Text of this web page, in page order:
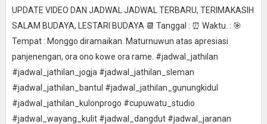
UPDATE VIDEO DAN JADWAL JADWAL TERBARU, TERIMAKASIH
SALAM BUDAYA, LESTARI BUDAYA 📆 Tanggal : ⏰ Waktu. : 🎯
Tempat : Monggo diramaikan. Maturnuwun atas apresiasi
panjenengan, ora ono kowe ora rame. #jadwal_jathilan
#jadwal_jathilan_jogja #jadwal_jathilan_sleman
#jadwal_jathilan_bantul #jadwal_jathilan_gunungkidul
#jadwal_jathilan_kulonprogo #cupuwatu_studio
#jadwal_wayang_kulit #jadwal_dangdut #jadwal_jaranan